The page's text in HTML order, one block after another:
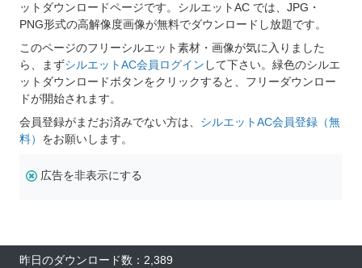
ットダウンロードページです。シルエットAC では、JPG・
PNG形式の高解像度画像が無料でダウンロードし放題です。
このページのフリーシルエット素材・画像が気に入りました
ら、まずシルエットAC会員ログイン して下さい。緑色のシルエ
ットダウンロードボタンをクリックすると、フリーダウンロー
ドが開始されます。
会員登録がまだお済みでない方は、 シルエットAC会員登録（無
料） をお願いします。
広告を非表示にする
昨日のダウンロード数：2,389